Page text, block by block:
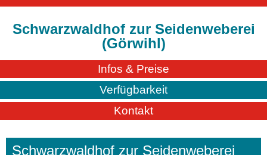
Schwarzwaldhof zur Seidenweberei
(Görwihl)
Infos & Preise
Verfügbarkeit
Kontakt
Schwarzwaldhof zur Seidenweberei